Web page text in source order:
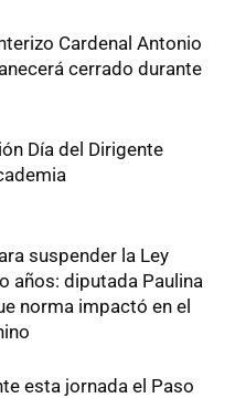
Cardenal Antonio
cerrado durante
Día del Dirigente
suspender la Ley
años: diputada Paulina
norma impactó en el
esta jornada el Paso